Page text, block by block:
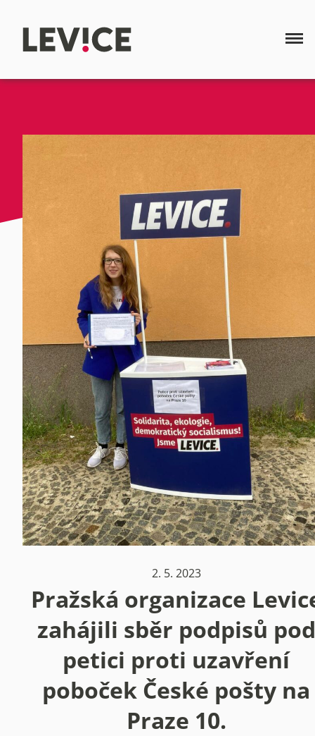
2. 5. 2023
Pražská organizace
zahájili sběr podpisů pod
petici proti uzavření
poboček České pošty na
Praze 10.